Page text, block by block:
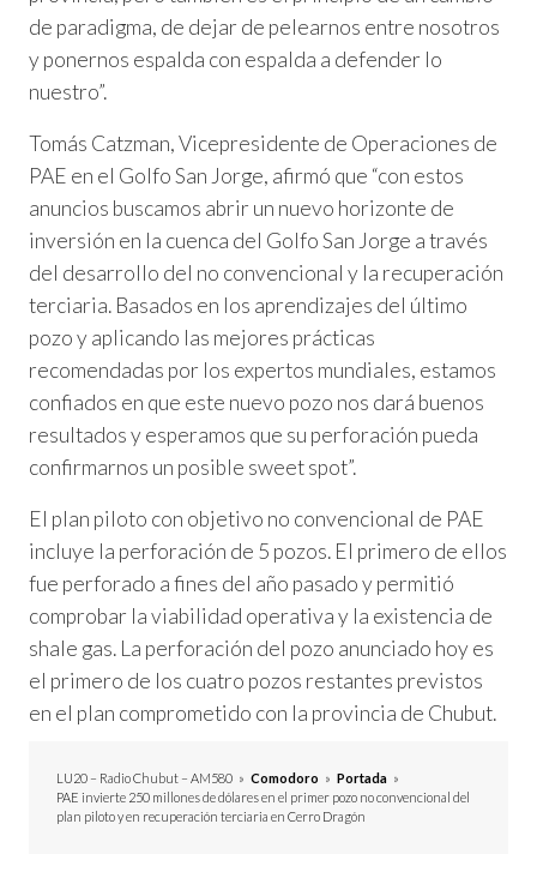
de paradigma, de dejar de pelearnos entre nosotros
y ponernos espalda con espalda a defender lo
nuestro”.
Tomás Catzman, Vicepresidente de Operaciones de
PAE en el Golfo San Jorge, afirmó que “con estos
anuncios buscamos abrir un nuevo horizonte de
inversión en la cuenca del Golfo San Jorge a través
del desarrollo del no convencional y la recuperación
terciaria. Basados en los aprendizajes del último
pozo y aplicando las mejores prácticas
recomendadas por los expertos mundiales, estamos
confiados en que este nuevo pozo nos dará buenos
resultados y esperamos que su perforación pueda
confirmarnos un posible sweet spot”.
El plan piloto con objetivo no convencional de PAE
incluye la perforación de 5 pozos. El primero de ellos
fue perforado a fines del año pasado y permitió
comprobar la viabilidad operativa y la existencia de
shale gas. La perforación del pozo anunciado hoy es
el primero de los cuatro pozos restantes previstos
en el plan comprometido con la provincia de Chubut.
LU20 – Radio Chubut – AM580 » Comodoro » Portada »
PAE invierte 250 millones de dólares en el primer pozo no convencional del
plan piloto y en recuperación terciaria en Cerro Dragón